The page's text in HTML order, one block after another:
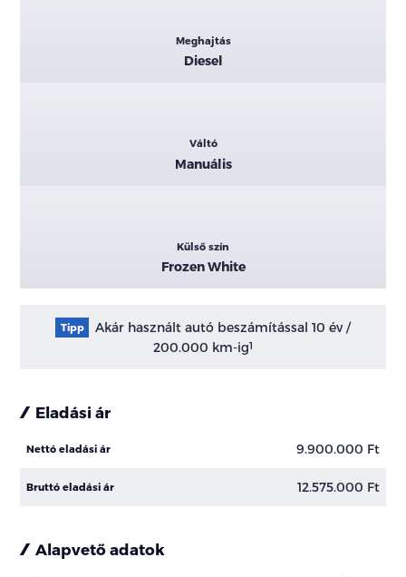
Meghajtás
Diesel
Váltó
Manuális
Külső szín
Frozen White
Tipp
Akár használt autó beszámítással 10 év /
200.000 km-ig1
Eladási ár
Nettó eladási ár 9.900.000 Ft
Bruttó eladási ár 12.575.000 Ft
Alapvető adatok